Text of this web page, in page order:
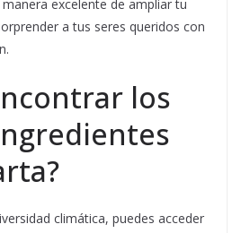
excelente de ampliar tu
a tus seres queridos con
los
climática, puedes acceder